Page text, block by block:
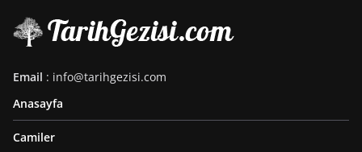
Email : info@tarihgezisi.com
Anasayfa
Camiler